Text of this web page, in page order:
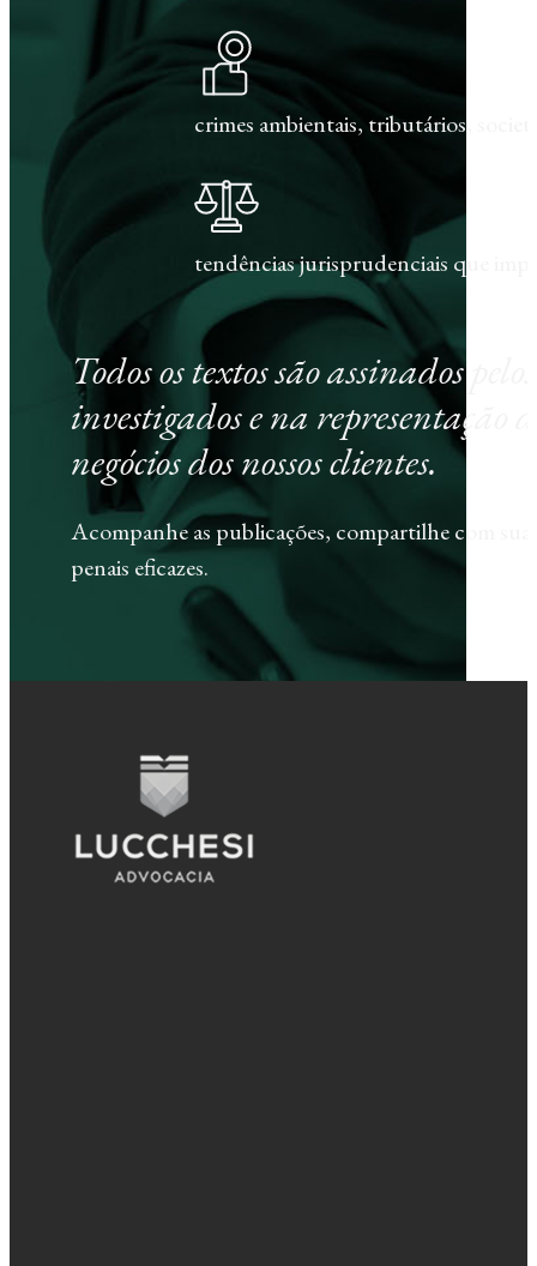
crimes ambientais, tributários,
tendências jurisprudenciais que
Todos os textos são assinados
investigados e na representação
negócios dos nossos clientes.
Acompanhe as publicações, compartilhe com
penais eficazes.